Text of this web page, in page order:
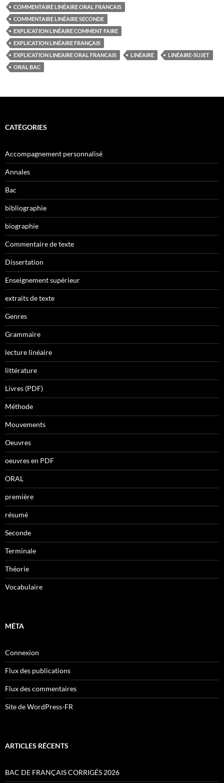
COMMENTAIRE LINÉAIRE ORAL FRANCAIS
COMMENTAIRE LINÉAIRE SECONDE
EXPLICATION LINÉAIRE COMMENT FAIRE
EXPLICATION LINÉAIRE FRANÇAIS
EXPLICATION LINEAIRE ORAL FRANCAIS
LINÉAIRE
LINÉAIRE-SUJET
ORAL BAC
CATÉGORIES
Accompagnement personnalisé
Annales
Bac
bibliographie
biographie
Commentaire de texte
Dissertation
Enseignement supérieur
extraits de texte
Genres
Grammaire
lecture linéaire
littérature
Livres (PDF)
Méthode
Mouvements
Oeuvres
oeuvres en PDF
ORAL
première
résumé
Seconde
Terminale
Théorie
Vocabulaire
MÉTA
Connexion
Flux des publications
Flux des commentaires
Site de WordPress-FR
ARTICLES RÉCENTS
BAC DE FRANÇAIS CORRIGÉS 2026